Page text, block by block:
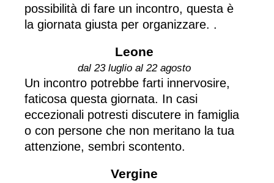
possibilità di fare un incontro, questa è
la giornata giusta per organizzare. .
Leone
dal 23 luglio al 22 agosto
Un incontro potrebbe farti innervosire,
faticosa questa giornata. In casi
eccezionali potresti discutere in famiglia
o con persone che non meritano la tua
attenzione, sembri scontento.
Vergine